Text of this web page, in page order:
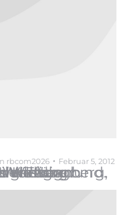
rbcom2026 Februar 5, 2012
Deutschland redbikini design: Produktdesign Label design